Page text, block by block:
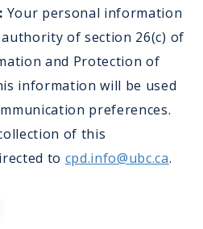
Your personal information
of section 26(c) of
and Protection of
information will be used
preferences.
of this
to cpd.info@ubc.ca.